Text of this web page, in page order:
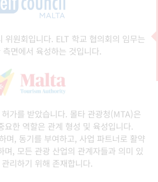
위원회입니다. ELT 학교 협의회의 임무는
면에서 육성하는 것입니다.
가를 받았습니다. 몰타 관광청(MTA)은
요한 역할은 관계 형성 및 육성입니다.
며, 동기를 부여하고, 사업 파트너로 활약
며, 모든 관광 산업의 관계자들과 의미 있
리하기 위해 존재합니다.